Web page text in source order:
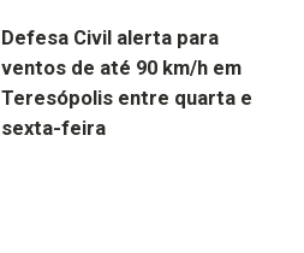
Defesa Civil alerta para
ventos de até 90 km/h em
Teresópolis entre quarta e
sexta-feira